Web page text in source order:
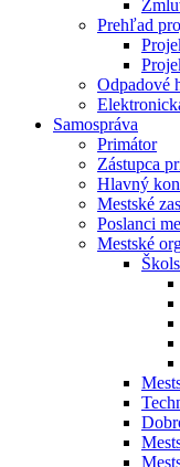
Prehľad
Odpadové
Samospráva
Primátor
Zástupca
Hlavný
Mestské
Poslanci
Mestské